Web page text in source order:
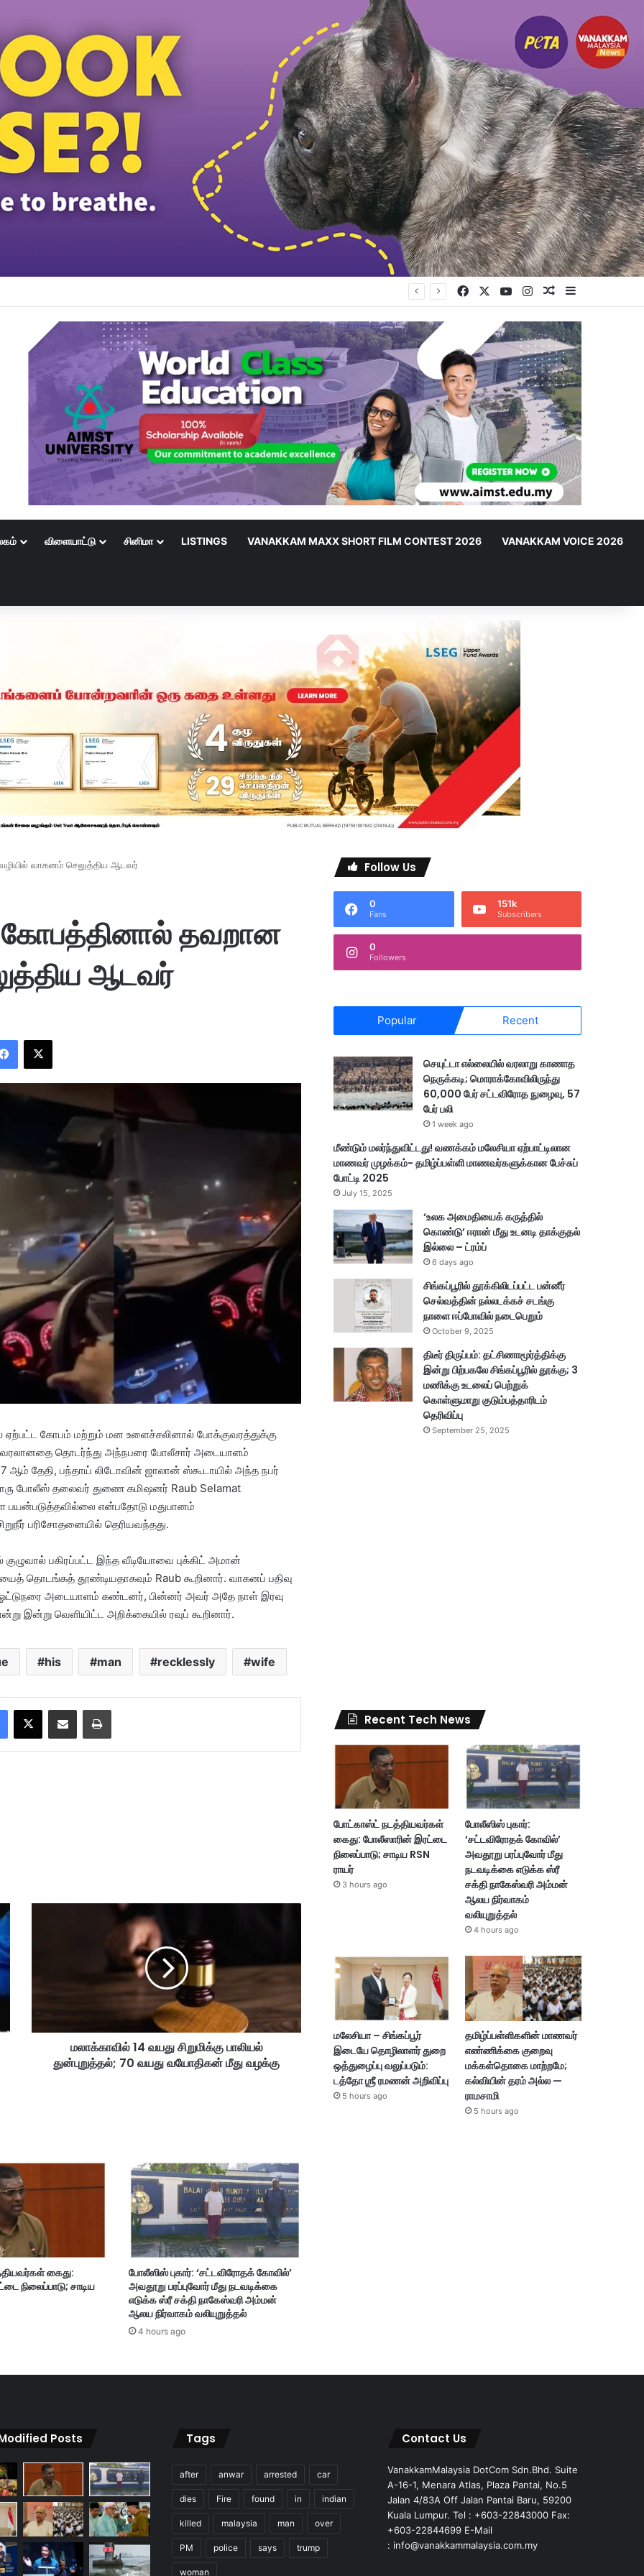
கைது: போலீஸாரின் இரட்டை நிலைப்பாடு; சாடிய RSN ராயர் Facebook YouTubeInstagramRandom Article
விளையாட்டு சினிமா LISTINGS VANAKKAM MAXX SHORT FILM CONTEST 2026 VANAKKAM VOICE 2026
வாகனம் செலுத்திய ஆடவர்
கோபத்தினால் தவறான
ஆடவர்
கோபம் மற்றும் மன உளைச்சலினால் போக்குவரத்துக்கு
தொடர்ந்து அந்நபரை போலீசார் அடையாளம்
ஆம் தேதி, பந்தாய் லிடோவின் ஜாலான் ஸ்கூடாயில் அந்த நபர்
போலீஸ் தலைவர் துணை கமிஷனர் Raub Selamat
பயன்படுத்தவில்லை என்பதோடு மதுபானம்
பரிசோதனையில் தெரியவந்தது.
பகிரப்பட்ட இந்த வீடியோவை புக்கிட் அமான்
தொடங்கத் தூண்டியதாகவும் Raub கூறினார். வாகனப் பதிவு
அடையாளம் கண்டனர், பின்னர் அவர் அதே நாள் இரவு
இன்று வெளியிட்ட அறிக்கையில் ரவுப் கூறினார்.
his man recklessly wife
வ
லி
ன்
பு
று
த்
த
ய
தி
மீ
து
வ
ழ
கு
மலாக்காவில் 14 வயது சிறுமிக்கு பாலியல்
துன்புறுத்தல்; 70 வயது வயோதிகன் மீது வழக்கு
கைது:
நிலைப்பாடு; சாடிய
போலீஸிஸ் புகார்: ‘சட்டவிரோதக் கோவில்’
அவதூறு பரப்புவோர் மீது நடவடிக்கை
எடுக்க ஸ்ரீ சக்தி நாகேஸ்வரி அம்மன்
ஆலய நிர்வாகம் வலியுறுத்தல்
4 hours ago
Follow Us
0
Fans
151k
Subscribers
0
Followers
Popular Recent
செயுட்டா எல்லையில் வரலாறு காணாத
நெருக்கடி; மொராக்கோவிலிருந்து
60,000 பேர் சட்டவிரோத நுழைவு, 57
பேர் பலி
1 week ago
மீண்டும் மலர்ந்துவிட்டது! வணக்கம் மலேசியா ஏற்பாட்டிலான
மாணவர் முழக்கம்- தமிழ்ப்பள்ளி மாணவர்களுக்கான பேச்சுப்
போட்டி 2025
July 15, 2025
‘உலக அமைதியைக் கருத்தில்
கொண்டு’ ஈரான் மீது உடனடி தாக்குதல்
இல்லை – ட்ரம்ப்
6 days ago
சிங்கப்பூரில் தூக்கிலிடப்பட்ட பன்னீர்
செல்வத்தின் நல்லடக்கச் சடங்கு
நாளை ஈப்போவில் நடைபெறும்
October 9, 2025
திடீர் திருப்பம்: தட்சிணாமூர்த்திக்கு
இன்று பிற்பகலே சிங்கப்பூரில் தூக்கு; 3
மணிக்கு உடலைப் பெற்றுக்
கொள்ளுமாறு குடும்பத்தாரிடம்
தெரிவிப்பு
September 25, 2025
Recent Tech News
போட்காஸ்ட் நடத்தியவர்கள்
கைது: போலீஸாரின் இரட்டை
நிலைப்பாடு; சாடிய RSN
ராயர்
3 hours ago
போலீஸிஸ் புகார்:
‘சட்டவிரோதக் கோவில்’
அவதூறு பரப்புவோர் மீது
நடவடிக்கை எடுக்க ஸ்ரீ
சக்தி நாகேஸ்வரி அம்மன்
ஆலய நிர்வாகம்
வலியுறுத்தல்
4 hours ago
மலேசியா – சிங்கப்பூர்
இடையே தொழிலாளர் துறை
ஒத்துழைப்பு வலுப்படும்:
டத்தோ ஶ்ரீ ரமணன் அறிவிப்பு
5 hours ago
தமிழ்ப்பள்ளிகளின் மாணவர்
எண்ணிக்கை குறைவு
மக்கள்தொகை மாற்றமே;
கல்வியின் தரம் அல்ல —
ராமசாமி
5 hours ago
Posts Tags
after anwar arrested car
dies Fire found in indian
killed malaysia man over
PM police says trump
woman
Contact Us
VanakkamMalaysia DotCom Sdn.Bhd. Suite
A-16-1, Menara Atlas, Plaza Pantai, No.5
Jalan 4/83A Off Jalan Pantai Baru, 59200
Kuala Lumpur. Tel : +603-22843000 Fax:
+603-22844699 E-Mail
: info@vanakkammalaysia.com.my